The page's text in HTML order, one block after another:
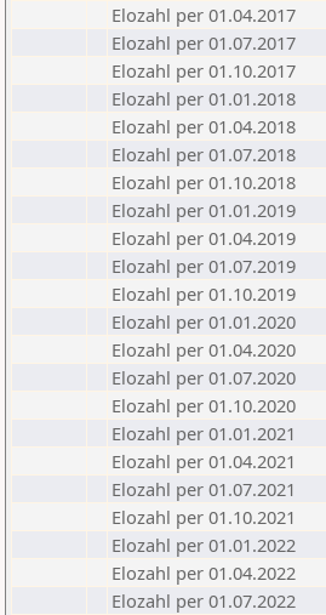
Elozahl per 01.04.2017
Elozahl per 01.07.2017
Elozahl per 01.10.2017
Elozahl per 01.01.2018
Elozahl per 01.04.2018
Elozahl per 01.07.2018
Elozahl per 01.10.2018
Elozahl per 01.01.2019
Elozahl per 01.04.2019
Elozahl per 01.07.2019
Elozahl per 01.10.2019
Elozahl per 01.01.2020
Elozahl per 01.04.2020
Elozahl per 01.07.2020
Elozahl per 01.10.2020
Elozahl per 01.01.2021
Elozahl per 01.04.2021
Elozahl per 01.07.2021
Elozahl per 01.10.2021
Elozahl per 01.01.2022
Elozahl per 01.04.2022
Elozahl per 01.07.2022